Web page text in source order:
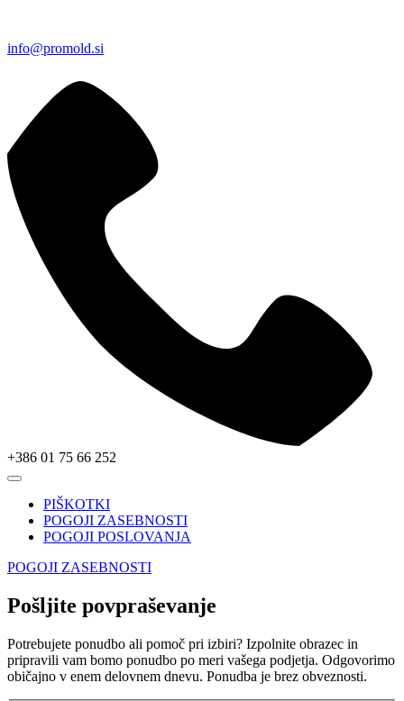
info@promold.si
+386 01 75 66 252
PIŠKOTKI
POGOJI ZASEBNOSTI
POGOJI POSLOVANJA
POGOJI ZASEBNOSTI
Pošljite povpraševanje
Potrebujete ponudbo ali pomoč pri izbiri? Izpolnite obrazec in
pripravili vam bomo ponudbo po meri vašega podjetja. Odgovorimo
običajno v enem delovnem dnevu. Ponudba je brez obveznosti.